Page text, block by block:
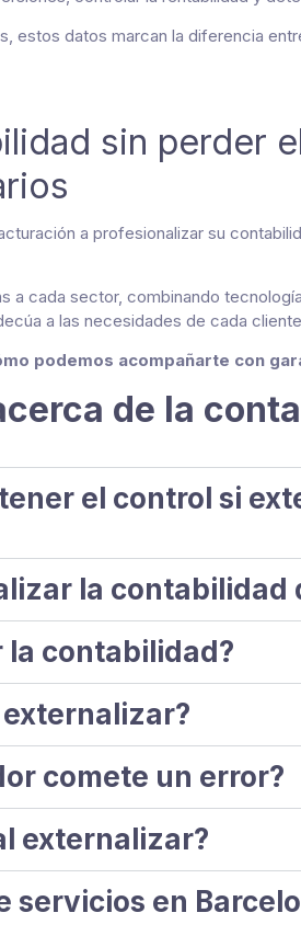
estos datos marcan la diferencia
sin perder
a profesionalizar su
a cada sector, combinando
a las necesidades de cada
podemos acompañarte con
de la
el control si
la contabilidad
la contabilidad?
comete un error?
externalizar?
servicios en